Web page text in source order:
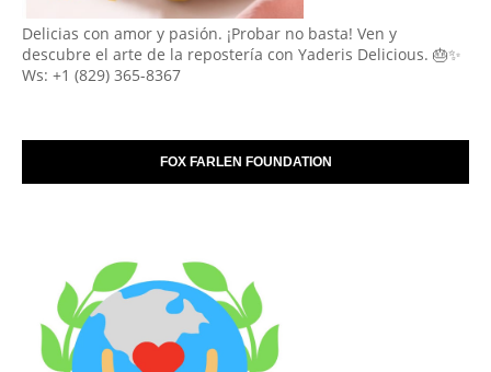
Delicias con amor y pasión. ¡Probar no basta! Ven y
descubre el arte de la repostería con Yaderis Delicious. 🎂✨
Ws: +1 (829) 365-8367
FOX FARLEN FOUNDATION